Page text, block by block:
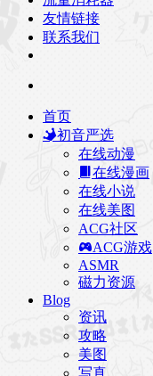
友情链接
联系我们
首页
初音严选
在线动漫
在线漫画
在线小说
在线美图
ACG社区
ACG游戏
ASMR
磁力资源
Blog
资讯
攻略
美图
写真